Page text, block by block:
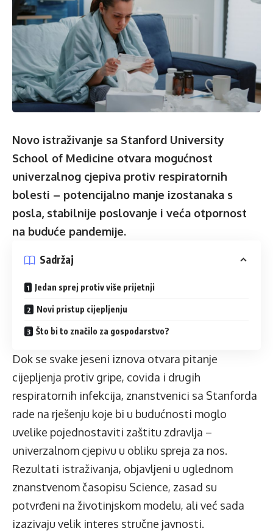
Novo istraživanje sa Stanford University
School of Medicine otvara mogućnost
univerzalnog cjepiva protiv respiratornih
bolesti – potencijalno manje izostanaka s
posla, stabilnije poslovanje i veća otpornost
na buduće pandemije.
Sadržaj
Jedan sprej protiv više prijetnji
Novi pristup cijepljenju
Što bi to značilo za gospodarstvo?
Dok se svake jeseni iznova otvara pitanje
cijepljenja protiv gripe, covida i drugih
respiratornih infekcija, znanstvenici sa Stanforda
rade na rješenju koje bi u budućnosti moglo
uvelike pojednostaviti zaštitu zdravlja –
univerzalnom cjepivu u obliku spreja za nos.
Rezultati istraživanja, objavljeni u uglednom
znanstvenom časopisu Science, zasad su
potvrđeni na životinjskom modelu, ali već sada
izazivaju velik interes stručne javnosti.